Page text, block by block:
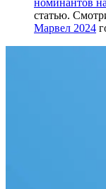
статью.
Марвел 2024